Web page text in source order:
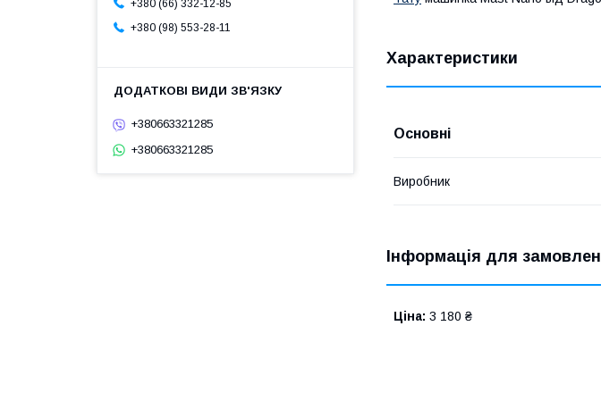
Характеристики
Основні
Виробник
Інформація для
Ціна: 3 180 ₴
+380 (66) 332-12-85
+380 (98) 553-28-11
+380663321285
+380663321285